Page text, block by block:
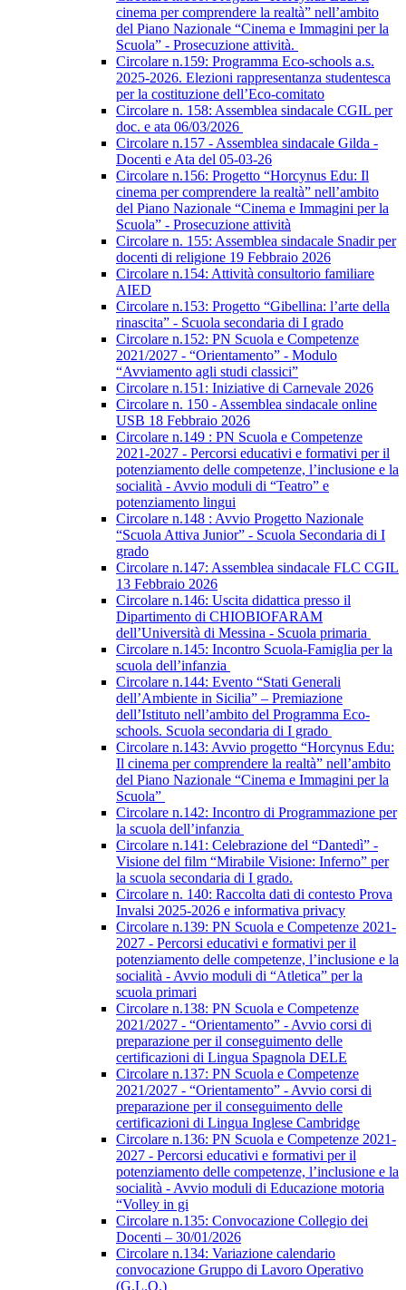
cinema per comprendere la realtà” nell’ambito
del Piano Nazionale “Cinema e Immagini per la
Scuola” - Prosecuzione attività.
Circolare n.159: Programma Eco-schools a.s.
2025-2026. Elezioni rappresentanza studentesca
per la costituzione dell’Eco-comitato
Circolare n. 158: Assemblea sindacale CGIL per
doc. e ata 06/03/2026
Circolare n.157 - Assemblea sindacale Gilda -
Docenti e Ata del 05-03-26
Circolare n.156: Progetto “Horcynus Edu: Il
cinema per comprendere la realtà” nell’ambito
del Piano Nazionale “Cinema e Immagini per la
Scuola” - Prosecuzione attività
Circolare n. 155: Assemblea sindacale Snadir per
docenti di religione 19 Febbraio 2026
Circolare n.154: Attività consultorio familiare
AIED
Circolare n.153: Progetto “Gibellina: l’arte della
rinascita” - Scuola secondaria di I grado
Circolare n.152: PN Scuola e Competenze
2021/2027 - “Orientamento” - Modulo
“Avviamento agli studi classici”
Circolare n.151: Iniziative di Carnevale 2026
Circolare n. 150 - Assemblea sindacale online
USB 18 Febbraio 2026
Circolare n.149 : PN Scuola e Competenze
2021-2027 - Percorsi educativi e formativi per il
potenziamento delle competenze, l’inclusione e la
socialità - Avvio moduli di “Teatro” e
potenziamento lingui
Circolare n.148 : Avvio Progetto Nazionale
“Scuola Attiva Junior” - Scuola Secondaria di I
grado
Circolare n.147: Assemblea sindacale FLC CGIL
13 Febbraio 2026
Circolare n.146: Uscita didattica presso il
Dipartimento di CHIOBIOFARAM
dell’Università di Messina - Scuola primaria
Circolare n.145: Incontro Scuola-Famiglia per la
scuola dell’infanzia
Circolare n.144: Evento “Stati Generali
dell’Ambiente in Sicilia” – Premiazione
dell’Istituto nell’ambito del Programma Eco-
schools. Scuola secondaria di I grado
Circolare n.143: Avvio progetto “Horcynus Edu:
Il cinema per comprendere la realtà” nell’ambito
del Piano Nazionale “Cinema e Immagini per la
Scuola”
Circolare n.142: Incontro di Programmazione per
la scuola dell’infanzia
Circolare n.141: Celebrazione del “Dantedì” -
Visione del film “Mirabile Visione: Inferno” per
la scuola secondaria di I grado.
Circolare n. 140: Raccolta dati di contesto Prova
Invalsi 2025-2026 e informativa privacy
Circolare n.139: PN Scuola e Competenze 2021-
2027 - Percorsi educativi e formativi per il
potenziamento delle competenze, l’inclusione e la
socialità - Avvio moduli di “Atletica” per la
scuola primari
Circolare n.138: PN Scuola e Competenze
2021/2027 - “Orientamento” - Avvio corsi di
preparazione per il conseguimento delle
certificazioni di Lingua Spagnola DELE
Circolare n.137: PN Scuola e Competenze
2021/2027 - “Orientamento” - Avvio corsi di
preparazione per il conseguimento delle
certificazioni di Lingua Inglese Cambridge
Circolare n.136: PN Scuola e Competenze 2021-
2027 - Percorsi educativi e formativi per il
potenziamento delle competenze, l’inclusione e la
socialità - Avvio moduli di Educazione motoria
“Volley in gi
Circolare n.135: Convocazione Collegio dei
Docenti – 30/01/2026
Circolare n.134: Variazione calendario
convocazione Gruppo di Lavoro Operativo
(G.L.O.)